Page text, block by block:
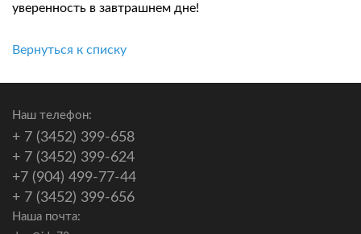
уверенность в завтрашнем дне!
Вернуться к списку
Наш телефон:
+ 7 (3452) 399-658
+ 7 (3452) 399-624
+7 (904) 499-77-44
+ 7 (3452) 399-656
Наша почта: